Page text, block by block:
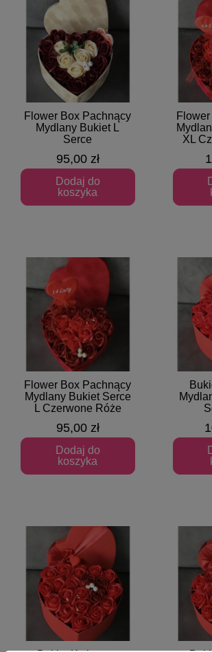
Szybki podgląd
Flower Box Pachnący
Mydlany Bukiet L
Serce
95,00 zł
Dodaj do
koszyka
XL
Szybki podgląd
Flower Box Pachnący
Mydlany Bukiet Serce
L Czerwone Róże
95,00 zł
Dodaj do
koszyka